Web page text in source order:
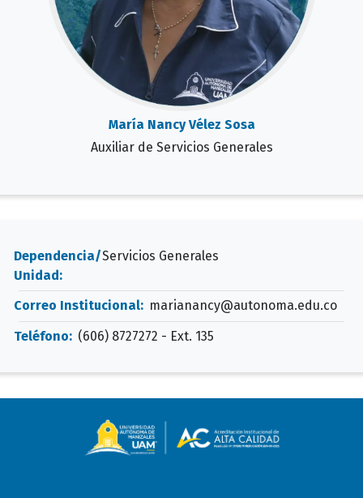
María Nancy Vélez Sosa
Auxiliar de Servicios Generales
Dependencia/
Unidad:
Servicios Generales
Correo Institucional: marianancy@autonoma.edu.co
Teléfono: (606) 8727272 - Ext. 135